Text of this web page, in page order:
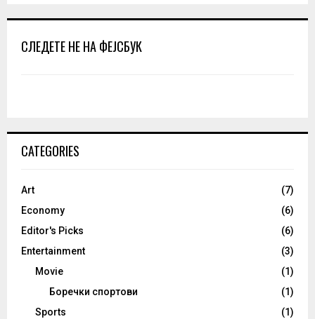
СЛЕДЕТЕ НЕ НА ФЕЈСБУК
CATEGORIES
Art
(7)
Economy
(6)
Editor's Picks
(6)
Entertainment
(3)
Movie
(1)
Боречки спортови
(1)
Sports
(1)